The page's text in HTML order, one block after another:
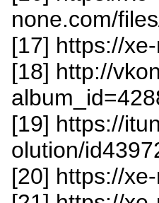
none.com/
[17] https://
[18] http://
[19] https://
olution/
[20] https://